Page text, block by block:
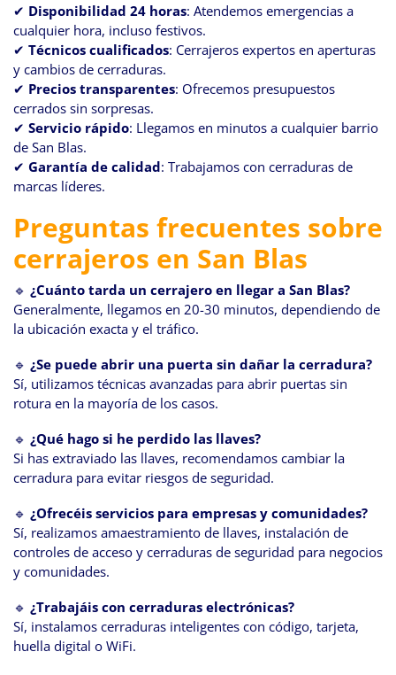
✔ Disponibilidad 24 horas: Atendemos emergencias a
cualquier hora, incluso festivos.
✔ Técnicos cualificados: Cerrajeros expertos en aperturas
y cambios de cerraduras.
✔ Precios transparentes: Ofrecemos presupuestos
cerrados sin sorpresas.
✔ Servicio rápido: Llegamos en minutos a cualquier barrio
de San Blas.
✔ Garantía de calidad: Trabajamos con cerraduras de
marcas líderes.
Preguntas frecuentes sobre
cerrajeros en San Blas
🔹 ¿Cuánto tarda un cerrajero en llegar a San Blas?
Generalmente, llegamos en 20-30 minutos, dependiendo de
la ubicación exacta y el tráfico.
🔹 ¿Se puede abrir una puerta sin dañar la cerradura?
Sí, utilizamos técnicas avanzadas para abrir puertas sin
rotura en la mayoría de los casos.
🔹 ¿Qué hago si he perdido las llaves?
Si has extraviado las llaves, recomendamos cambiar la
cerradura para evitar riesgos de seguridad.
🔹 ¿Ofrecéis servicios para empresas y comunidades?
Sí, realizamos amaestramiento de llaves, instalación de
controles de acceso y cerraduras de seguridad para negocios
y comunidades.
🔹 ¿Trabajáis con cerraduras electrónicas?
Sí, instalamos cerraduras inteligentes con código, tarjeta,
huella digital o WiFi.